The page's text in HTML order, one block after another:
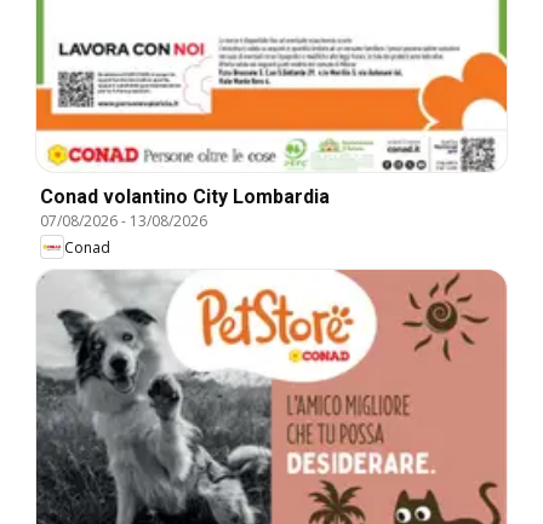
Conad volantino City Lombardia
07/08/2026- 13/08/2026
Conad